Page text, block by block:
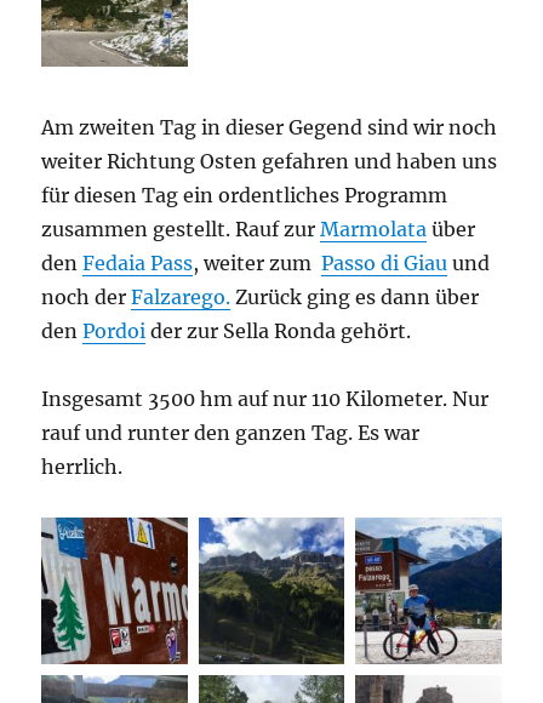
Am zweiten Tag in dieser Gegend sind wir noch
weiter Richtung Osten gefahren und haben uns
für diesen Tag ein ordentliches Programm
zusammen gestellt. Rauf zurMarmolata über
denFedaia Pass, weiter zumPasso di Giau und
noch derFalzarego. Zurück ging es dann über
denPordoi der zur Sella Ronda gehört.
Insgesamt 3500 hm auf nur 110 Kilometer. Nur
rauf und runter den ganzen Tag. Es war
herrlich.